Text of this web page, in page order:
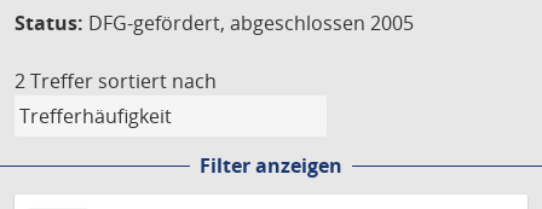
Status: DFG-gefördert, abgeschlossen 2005
2 Treffer sortiert nach
Filter anzeigen